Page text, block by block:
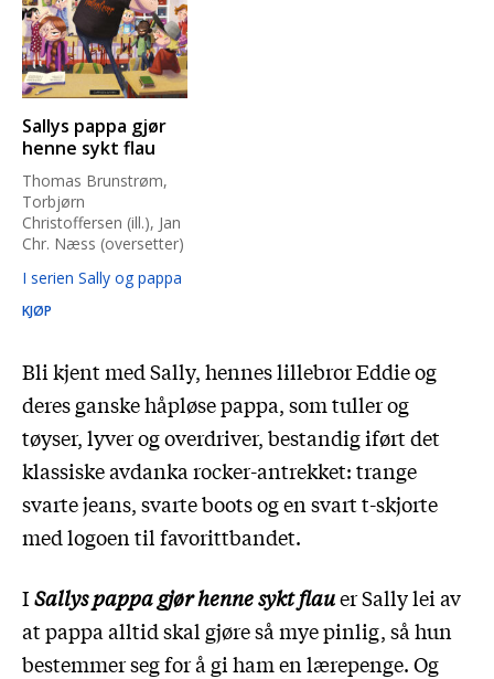
Sallys pappa gjør
henne sykt flau
Thomas Brunstrøm,
Torbjørn
Christoffersen (ill.), Jan
Chr. Næss (oversetter)
I serien Sally og pappa
KJØP
Bli kjent med Sally, hennes lillebror Eddie og
deres ganske håpløse pappa, som tuller og
tøyser, lyver og overdriver, bestandig iført det
klassiske avdanka rocker-antrekket: trange
svarte jeans, svarte boots og en svart t-skjorte
med logoen til favorittbandet.
ISallys pappa gjør henne sykt flauer Sally lei av
at pappa alltid skal gjøre så mye pinlig, så hun
bestemmer seg for å gi ham en lærepenge. Og